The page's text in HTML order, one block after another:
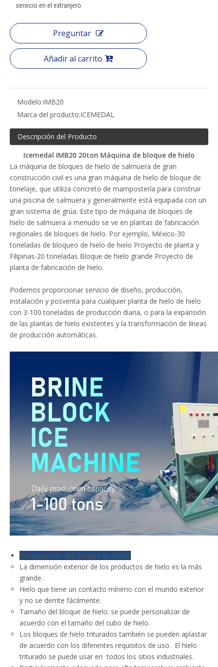
servicio en el extranjero
Preguntar
Añadir al carrito
Modelo:IMB20
Marca del producto:ICEMEDAL
Descripción del Producto
Icemedal IMB20 20ton Máquina de bloque de hielo
La máquina de bloques de hielo de salmuera de gran
construcción civil es una gran máquina de hielo de bloque de
tonelaje, que utiliza concreto de mampostería para construir
una piscina de salmuera y generalmente está equipada con un
gran sistema de grúa. Este tipo de máquina de bloques de
hielo de salmuera a menudo se ve en plantas de fabricación
regionales de bloques de hielo. Por ejemplo, México-30
toneladas de bloqueo de hielo de hielo Proyecto de planta y
Filipinas-20 toneladas Bloque de hielo grande Proyecto de
planta de fabricación de hielo.
Podemos proporcionar servicio de diseño, producción,
instalación y posventa para cualquier planta de hielo de hielo
con 3-100 toneladas de producción diaria, o para la expansión
de las plantas de hielo existentes y la transformación de líneas
de producción automáticas.
Introducción del bloque de hielo:
La dimensión exterior de los productos de hielo es la más
grande.
Hielo que tiene un contacto mínimo con el mundo exterior
y no se derrite fácilmente.
Tamaño del bloque de hielo: se puede personalizar de
acuerdo con el tamaño del cubo de hielo.
Los bloques de hielo triturados también se pueden aplastar
de acuerdo con los diferentes requisitos de uso. El hielo
triturado se puede usar en todos los sitios industriales.